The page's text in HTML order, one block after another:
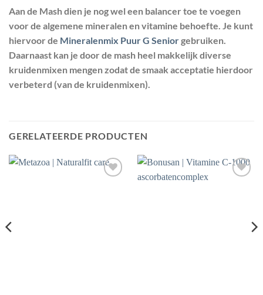
Aan de Mash dien je nog wel een balancer toe te voegen
voor de algemene mineralen en vitamine behoefte. Je kunt
hiervoor de Mineralenmix Puur G Seniorgebruiken.
Daarnaast kan je door de mash heel makkelijk diverse
kruidenmixen mengen zodat de smaak acceptatie hierdoor
verbeterd (van de kruidenmixen).
GERELATEERDE PRODUCTEN